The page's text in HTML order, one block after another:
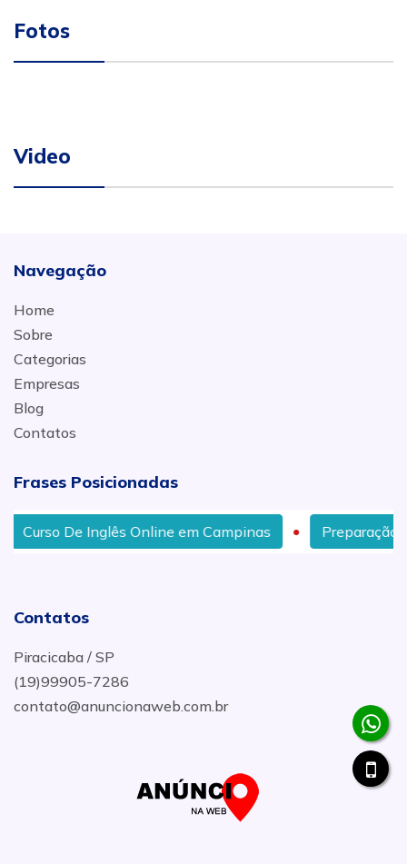
Fotos
Video
Navegação
Home
Sobre
Categorias
Empresas
Blog
Contatos
Frases Posicionadas
Curso De Inglês Online em Campinas Preparação
Contatos
Piracicaba / SP
(19)99905-7286
contato@anuncionaweb.com.br